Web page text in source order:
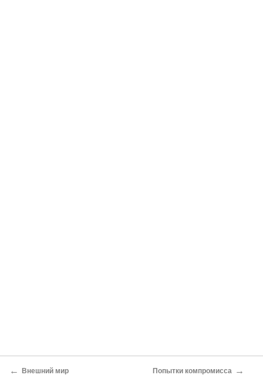
← Внешний мир Попытки компромисса →